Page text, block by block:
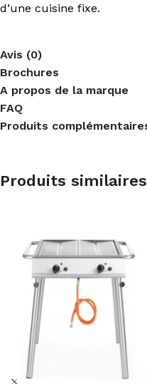
d’une cuisine fixe.
Avis (0)
Brochures
A propos de la marque
FAQ
Produits
Produits similaires